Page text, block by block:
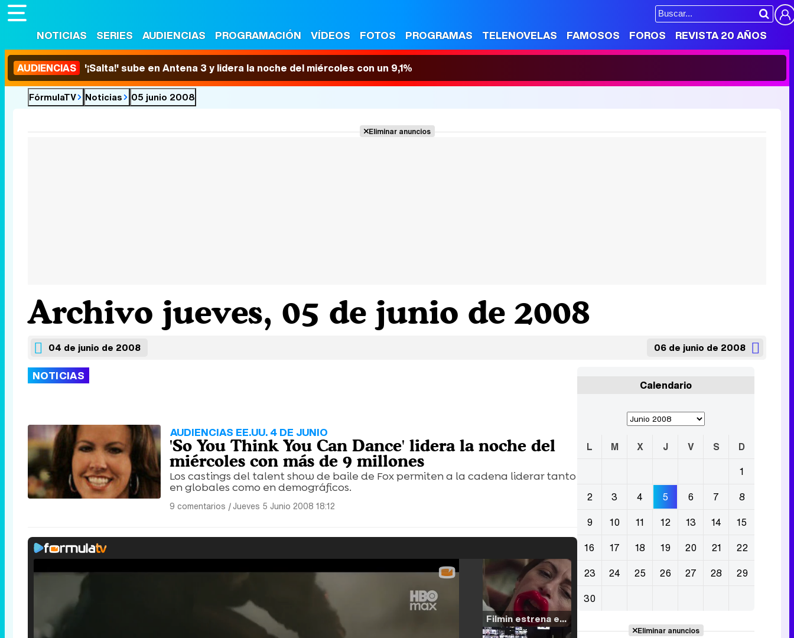
NOTICIAS SERIES AUDIENCIAS PROGRAMACIÓN VÍDEOS FOTOS PROGRAMAS TELENOVELAS FAMOSOS FOROS REVISTA 20 AÑOS
AUDIENCIAS '¡Salta!' sube en Antena 3 y lidera la noche del miércoles con un 9,1%
FórmulaTV Noticias 05 junio 2008
Eliminar anuncios
Archivo jueves, 05 de junio de 2008
04 de junio de 2008 06 de junio de 2008
NOTICIAS
AUDIENCIAS EE.UU. 4 DE JUNIO
'So You Think You Can Dance' lidera la noche del
miércoles con más de 9 millones
Los castings del talent show de baile de Fox permiten a la cadena liderar tanto
en globales como en demográficos.
9 comentarios |Jueves 5 Junio 2008 18:12
Filmin estrena el tráiler de 'Millennial Mal', su nueva comedia universitaria de la mano de Lorena Iglesias
Calendario
L M X J V S
D
1
2
3 4 5 6 7
8
9
10 11 12 13 14
15
16
17 18 19 20 21
22
23
24 25 26 27 28
29
30
Eliminar anuncios